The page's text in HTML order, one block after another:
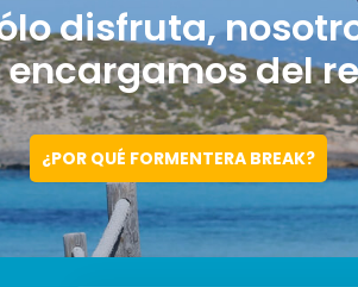
disfruta,
encargamos del
¿POR QUÉ FORMENTERA BREAK?